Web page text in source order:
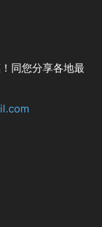
同您分享各地最